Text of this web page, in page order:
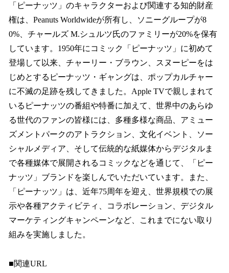
「ピーナッツ」のキャラクターおよび関連する知的財産
権は、Peanuts Worldwideが所有し、ソニーグループが8
0%、チャールズ M.シュルツ氏のファミリーが20%を保有
しています。1950年にコミック「ピーナッツ」に初めて
登場して以来、チャーリー・ブラウン、スヌーピーをは
じめとするピーナッツ・ギャングは、ポップカルチャー
に不滅の足跡を残してきました。Apple TVで親しまれて
いるピーナッツの番組や特番に加えて、世界中のあらゆ
る世代のファンの皆様には、多種多様な商品、アミュー
ズメントパークのアトラクション、文化イベント、ソー
シャルメディア、そして伝統的な紙媒体からデジタルま
で各種媒体で展開されるコミックなどを通じて、「ピー
ナッツ」ブランドを楽しんでいただいています。また、
「ピーナッツ」は、近年75周年を迎え、世界規模での展
示や各種アクティビティ、コラボレーション、デジタル
マーケティングキャンペーンなど、これまでにない取り
組みを実施しました。
■関連URL